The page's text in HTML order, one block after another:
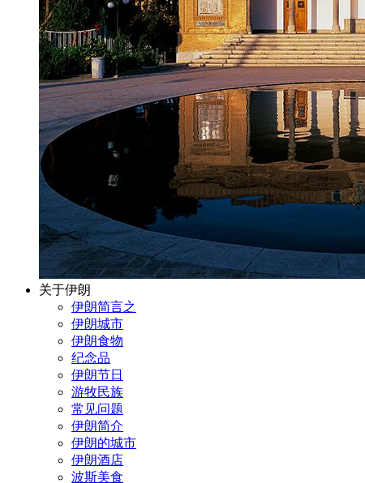
关于伊朗
伊朗简言之
伊朗城市
伊朗食物
纪念品
伊朗节日
游牧民族
常见问题
伊朗简介
伊朗的城市
伊朗酒店
波斯美食